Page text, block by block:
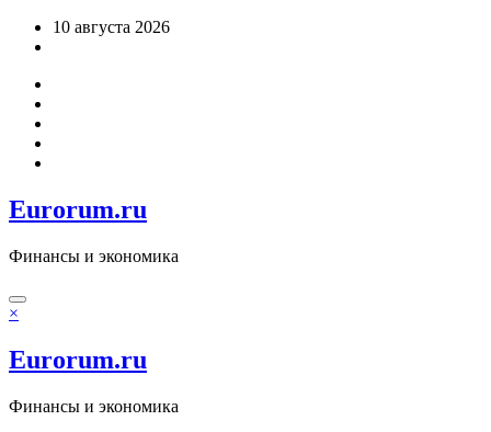
Перейти10 августа 2026
Eurorum.ru
Финансы и экономика
×
Eurorum.ru
Финансы и экономика